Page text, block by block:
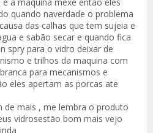
quando naverdade o problema
das calhas que tem sujeia e
e sabão secar e quando fica
spry para o vidro deixar de
e trilhos da maquina com
para mecanismos e
eles apertam as porcas ate
mais , me lembra o produto
vidrosestão bom mais vejo